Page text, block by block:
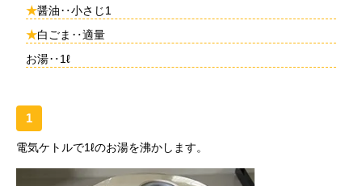
★醤油‥小さじ1
★白ごま‥適量
お湯‥1ℓ
1
電気ケトルで1ℓのお湯を沸かします。